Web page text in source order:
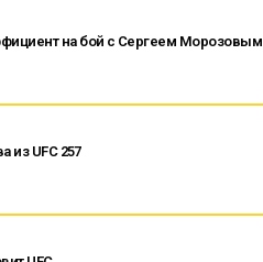
на бой с Сергеем Морозовым
из UFC 257